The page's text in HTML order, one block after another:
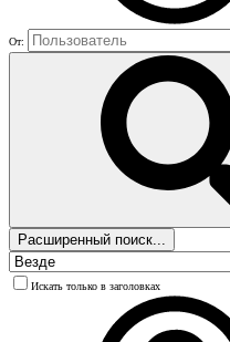
От:
Расширенный поиск...
Искать только в заголовках